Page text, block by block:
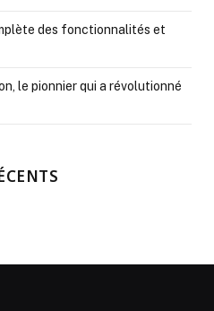
des fonctionnalités et
le pionnier qui a révolutionné